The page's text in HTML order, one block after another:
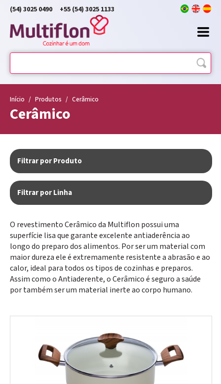
(54) 3025 0490 +55 (54) 3025 1133
Início / Produtos / Cerâmico
Cerâmico
Filtrar por Produto
Filtrar por Linha
O revestimento Cerâmico da Multiflon possui uma
superfície lisa que garante excelente antiaderência ao
longo do preparo dos alimentos. Por ser um material com
maior dureza ele é extremamente resistente a abrasão e ao
calor, ideal para todos os tipos de cozinhas e preparos.
Assim como o Antiaderente, o Cerâmico é seguro a saúde
por também ser um material inerte ao corpo humano.